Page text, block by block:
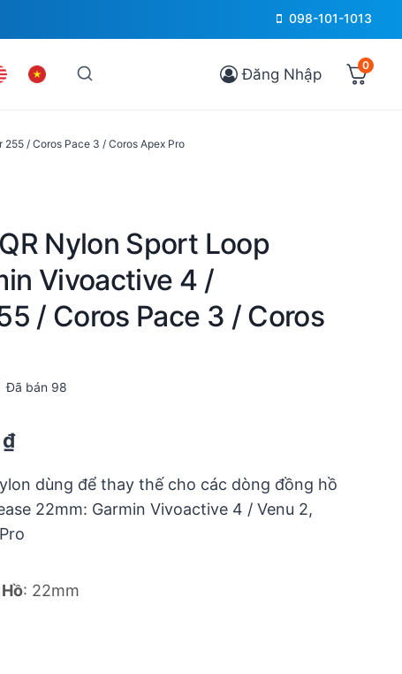
098-101-1013
Đăng Nhập 0
/ Coros Pace 3 / Coros Apex Pro
Nylon Sport Loop
Vivoactive 4 /
/ Coros Pace 3 / Coros
Đã bán 98
₫.
₫Current
is:
90.000 ₫.
dùng để thay thế cho các dòng đồng hồ
22mm: Garmin Vivoactive 4 / Venu 2,
: 22mm